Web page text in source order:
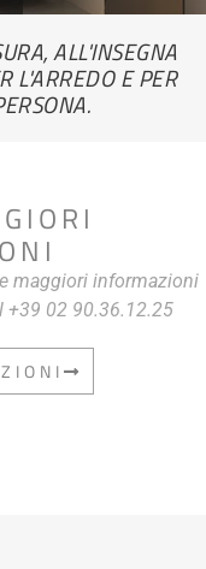
ALL'INSEGNA
L'ARREDO E PER
maggiori informazioni
+39 02 90.36.12.25